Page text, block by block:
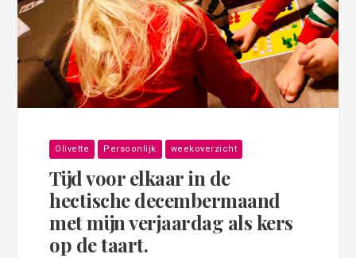
Olivette Persoonlijk weekoverzicht
Tijd voor elkaar in de
hectische decembermaand
met mijn verjaardag als kers
op de taart.